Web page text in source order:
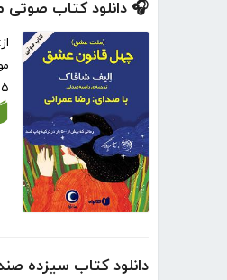
🎧 دانلود کتاب
از:
۱۵ ساعت و
دانلود کتاب سیزده